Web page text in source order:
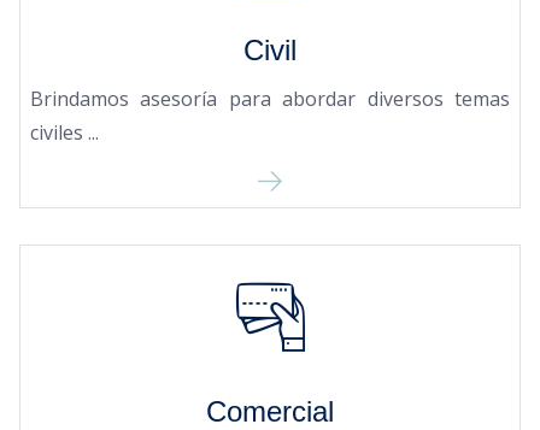
Civil
Brindamos asesoría para abordar diversos temas
civiles ...
Comercial